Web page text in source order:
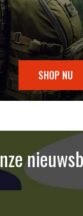
SHOP NU